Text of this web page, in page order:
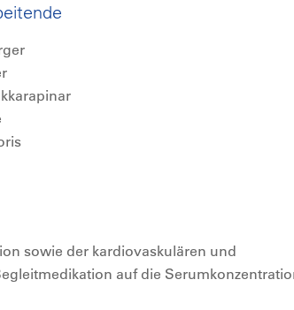
sowie der kardiovaskulären und
auf die